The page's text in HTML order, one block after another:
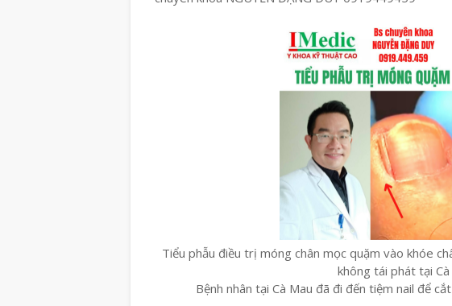
Tiểu phẫu điều trị móng chân mọc quặm vào khóe
không tái phát tại Cà
Bệnh nhân tại Cà Mau đã đi đến tiệm nail để